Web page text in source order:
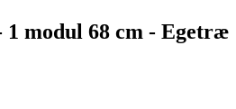
1 modul 68 cm - Egetræ